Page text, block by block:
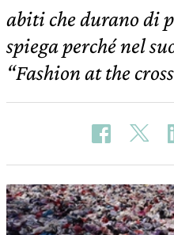
abiti che durano di
spiega perché nel
“Fashion at the